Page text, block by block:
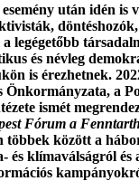
után idén is
legégetőbb
és névleg
is érezhetnek.
Önkormányzata, a
ismét
Fórum a
többek között a
és klímaválságról és